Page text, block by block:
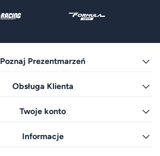
Poznaj Prezentmarzeń
Obsługa Klienta
Twoje konto
Informacje